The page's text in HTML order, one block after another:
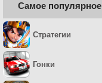
Самое популярное
Стратегии
Гонки